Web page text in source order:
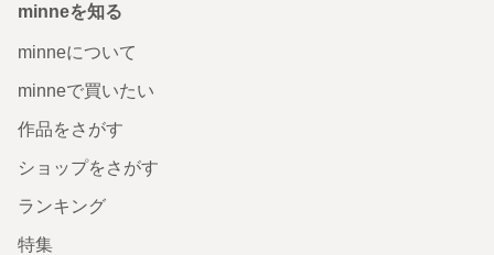
minneを知る
minneについて
minneで買いたい
作品をさがす
ショップをさがす
ランキング
特集